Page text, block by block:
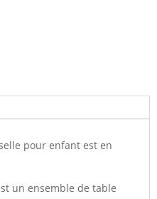
pour enfant est en
un ensemble de table